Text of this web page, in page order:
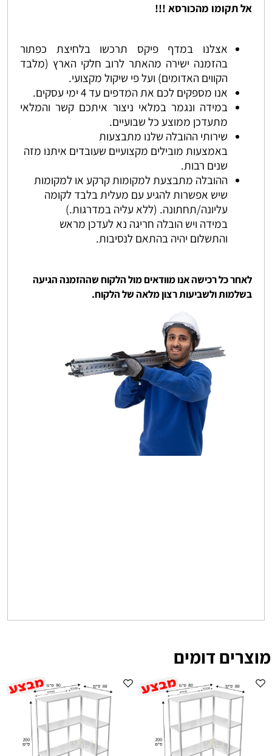
אל תקומו מהכורסא !!!
אצלנו במדף פיקס תרכשו בלחיצת כפתור
בהזמנה ישירה מהאתר לרוב חלקי הארץ (מלבד
הקווים האדומים) ועל פי שיקול מקצועי.
אנו מספקים לכם את המדפים עד 4 ימי עסקים.
במידה ונגמר במלאי ניצור איתכם קשר והמלאי
מתעדכן ממוצע כל שבועיים.
שירותי ההובלה שלנו מתבצעות
באמצעות מובילים מקצועיים שעובדים איתנו מזה
שנים רבות.
ההובלה מתבצעת למקומות קרקע או למקומות
שיש אפשרות להגיע עם מעלית בלבד לקומה
עליונה/תחתונה. (ללא עליה במדרגות.)
במידה ויש הובלה חריגה נא לעדכן מראש
והתשלום יהיה בהתאם לנסיבות.
לאחר כל רכישה אנו מוודאים מול הלקוח שההזמנה הגיעה
בשלמות ולשביעות רצון מלאה של הלקוח.
מוצרים דומים